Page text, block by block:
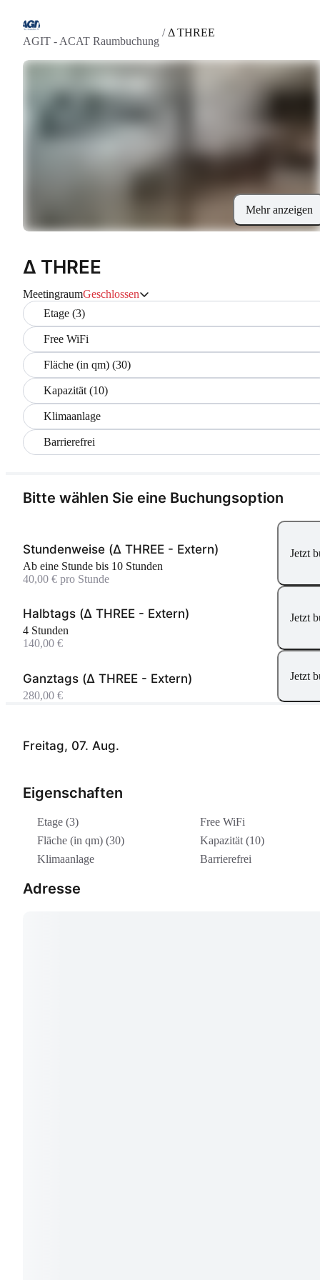
AGIT - ACAT Raumbuchung
/ Δ THREE
Mehr anzeigen
Δ THREE
MeetingraumGeschlossen
Etage (3)
Free WiFi
Fläche (in qm) (30)
Kapazität (10)
Klimaanlage
Barrierefrei
Freitag, 07. Aug.
Eigenschaften
Etage (3)
Free WiFi
Fläche (in qm) (30)
Kapazität (10)
Klimaanlage
Barrierefrei
Adresse
Bitte wählen Sie eine Buchungsoption
Stundenweise (Δ THREE - Extern)
Ab eine Stunde bis 10 Stunden
40,00 € pro Stunde
Jetzt
Halbtags (Δ THREE - Extern)
4 Stunden
140,00 €
Jetzt
Ganztags (Δ THREE - Extern)
280,00 €
Jetzt